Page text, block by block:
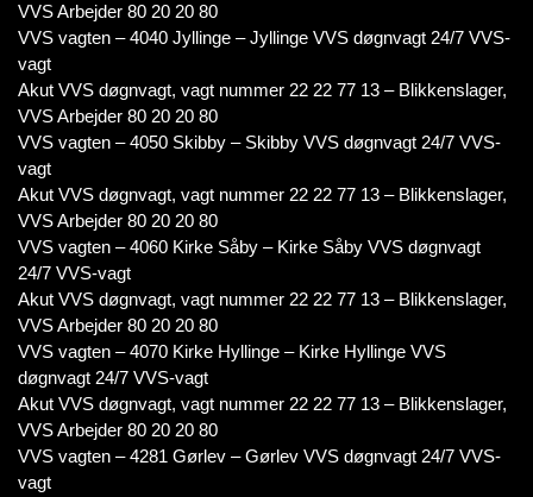
VVS Arbejder 80 20 20 80
VVS vagten – 4040 Jyllinge – Jyllinge VVS døgnvagt 24/7 VVS-
vagt
Akut VVS døgnvagt, vagt nummer 22 22 77 13 – Blikkenslager,
VVS Arbejder 80 20 20 80
VVS vagten – 4050 Skibby – Skibby VVS døgnvagt 24/7 VVS-
vagt
Akut VVS døgnvagt, vagt nummer 22 22 77 13 – Blikkenslager,
VVS Arbejder 80 20 20 80
VVS vagten – 4060 Kirke Såby – Kirke Såby VVS døgnvagt
24/7 VVS-vagt
Akut VVS døgnvagt, vagt nummer 22 22 77 13 – Blikkenslager,
VVS Arbejder 80 20 20 80
VVS vagten – 4070 Kirke Hyllinge – Kirke Hyllinge VVS
døgnvagt 24/7 VVS-vagt
Akut VVS døgnvagt, vagt nummer 22 22 77 13 – Blikkenslager,
VVS Arbejder 80 20 20 80
VVS vagten – 4281 Gørlev – Gørlev VVS døgnvagt 24/7 VVS-
vagt